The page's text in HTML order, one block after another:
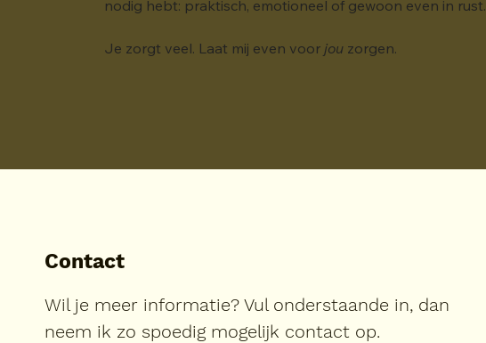
nodig hebt: praktisch, emotioneel of gewoon even in rust.
Je zorgt veel. Laat mij even voor jou zorgen.
Contact
Wil je meer informatie? Vul onderstaande in, dan
neem ik zo spoedig mogelijk contact op.